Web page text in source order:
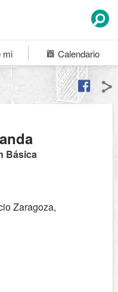
mi Calendario
Básica
Zaragoza,